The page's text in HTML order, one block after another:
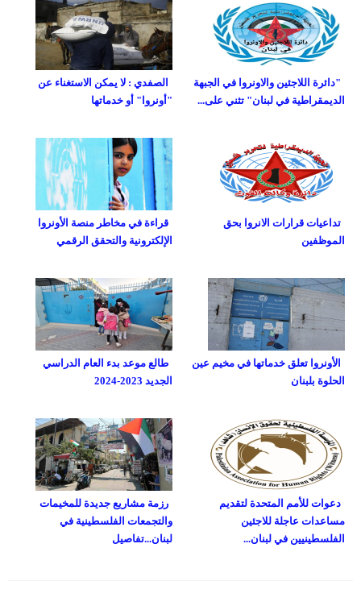
الصفدي : لا يمكن الاستغناء عن
"أونروا" أو خدماتها
"دائرة اللاجئين والاونروا في الجبهة
الديمقراطية في لبنان" تثني على...
قراءة في مخاطر منصة الأونروا
الإلكترونية والتحقق الرقمي
تداعيات قرارات الانروا بحق
الموظفين
طالع موعد بدء العام الدراسي
الجديد 2023-2024
الأونروا تعلق خدماتها في مخيم عين
الحلوة بلبنان
رزمة مشاريع جديدة للمخيمات
والتجمعات الفلسطينية في
لبنان...تفاصيل
دعوات للأمم المتحدة لتقديم
مساعدات عاجلة للاجئين
الفلسطينيين في لبنان...